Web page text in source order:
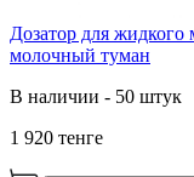
Дозатор для
молочный туман
В наличии - 50 штук
1 920 тенге